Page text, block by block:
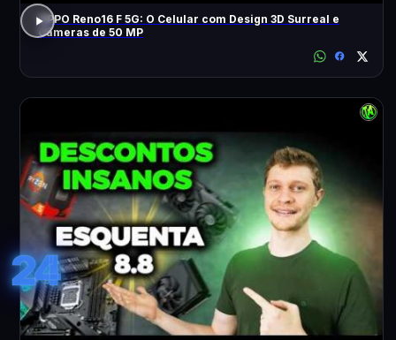
OPPO Reno16 F 5G: O Celular com Design 3D Surreal e
Câmeras de 50 MP
24